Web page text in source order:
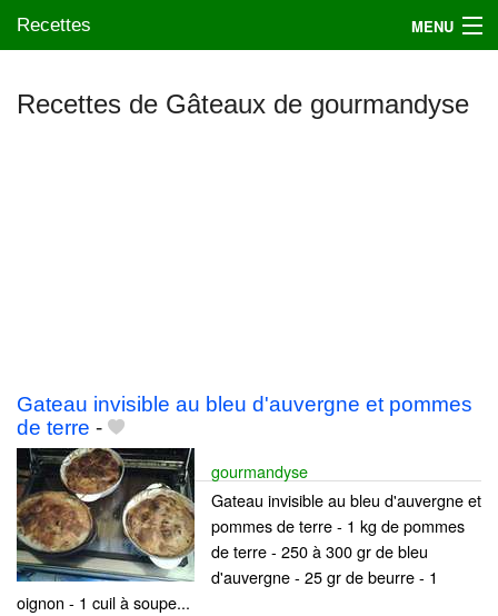
Recettes MENU
Recettes de Gâteaux de gourmandyse
Gateau invisible au bleu d'auvergne et pommes
de terre -
gourmandyse
Gateau invisible au bleu d'auvergne et
pommes de terre - 1 kg de pommes
de terre - 250 à 300 gr de bleu
d'auvergne - 25 gr de beurre - 1
oignon - 1 cuil à soupe...